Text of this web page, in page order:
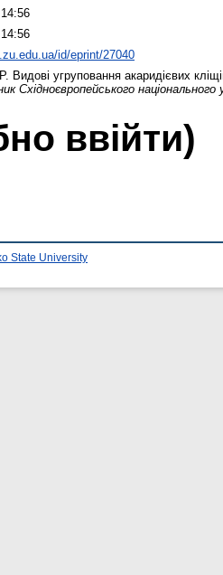
id/eprint/27040
Видові угруповання акаридієвих
Східноєвропейського національного
ввійти)
State University